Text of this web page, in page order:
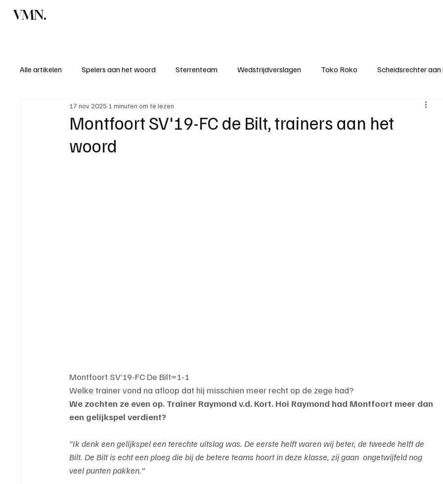
VMN.
Alle artikelen Spelers aan het woord Sterrenteam Wedstrijdverslagen Toko Roko Scheidsrechter
Standen & uitslagen KM - Meest sportieve ploeg KM - Topscorer van het
KM - Meest scorende ploeg
Montfoort SV'19-FC de Bilt, trainers aan het
woord
17 nov 2025 1 minuten om te lezen
Montfoort SV’19-FC De Bilt=1-1
Welke trainer vond na afloop dat hij misschien meer recht op de zege had?
We zochten ze even op. Trainer Raymond v.d. Kort. Hoi Raymond had Montfoort meer dan
een gelijkspel verdient?
"Ik denk een gelijkspel een terechte uitslag was. De eerste helft waren wij beter, de tweede helft de
Bilt. De Bilt is echt een ploeg die bij de betere teams hoort in deze klasse, zij gaan  ongetwijfeld nog
veel punten pakken."